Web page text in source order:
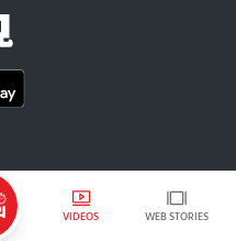
VIDEOS WEB STORIES